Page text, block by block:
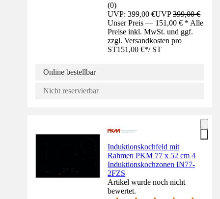
(0)
UVP: 399,00 €UVP399,00 €
Unser Preis — 151,00 € * Alle
Preise inkl. MwSt. und ggf.
zzgl. Versandkosten pro
ST151,00 €*/ ST
Online bestellbar
Nicht reservierbar
Induktionskochfeld mit
Rahmen PKM 77 x 52 cm 4
Induktionskochzonen IN77-
2FZS
Artikel wurde noch nicht
bewertet.